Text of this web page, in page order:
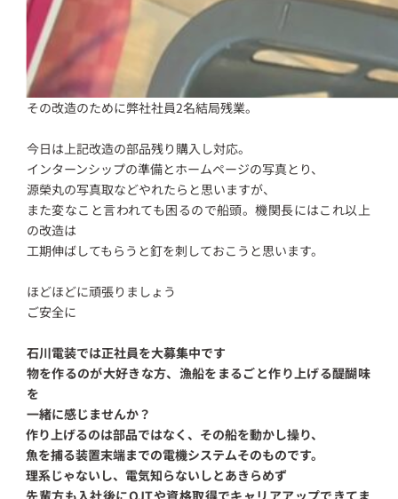
その改造のために弊社社員2名結局残業。
今日は上記改造の部品残り購入し対応。
インターンシップの準備とホームページの写真とり、
源榮丸の写真取などやれたらと思いますが、
また変なこと言われても困るので船頭。機関長にはこれ以上
の改造は
工期伸ばしてもらうと釘を刺しておこうと思います。
ほどほどに頑張りましょう
ご安全に
石川電装では正社員を大募集中です
物を作るのが大好きな方、漁船をまるごと作り上げる醍醐味
を
一緒に感じませんか？
作り上げるのは部品ではなく、その船を動かし操り、
魚を捕る装置末端までの電機システムそのものです。
理系じゃないし、電気知らないしとあきらめず
先輩方も入社後にOJTや資格取得でキャリアアップできてま